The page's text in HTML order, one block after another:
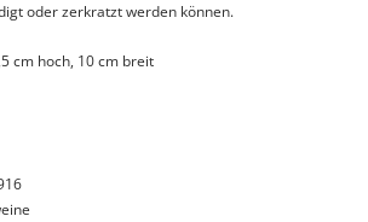
oder zerkratzt werden können.
cm hoch, 10 cm breit